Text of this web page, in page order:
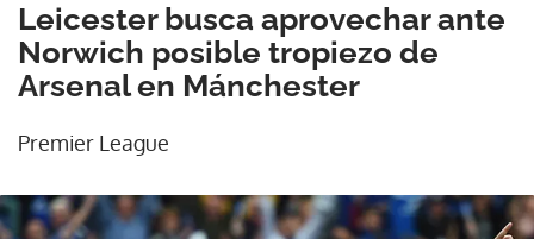
Leicester busca aprovechar ante
Norwich posible tropiezo de
Arsenal en Mánchester
Premier League